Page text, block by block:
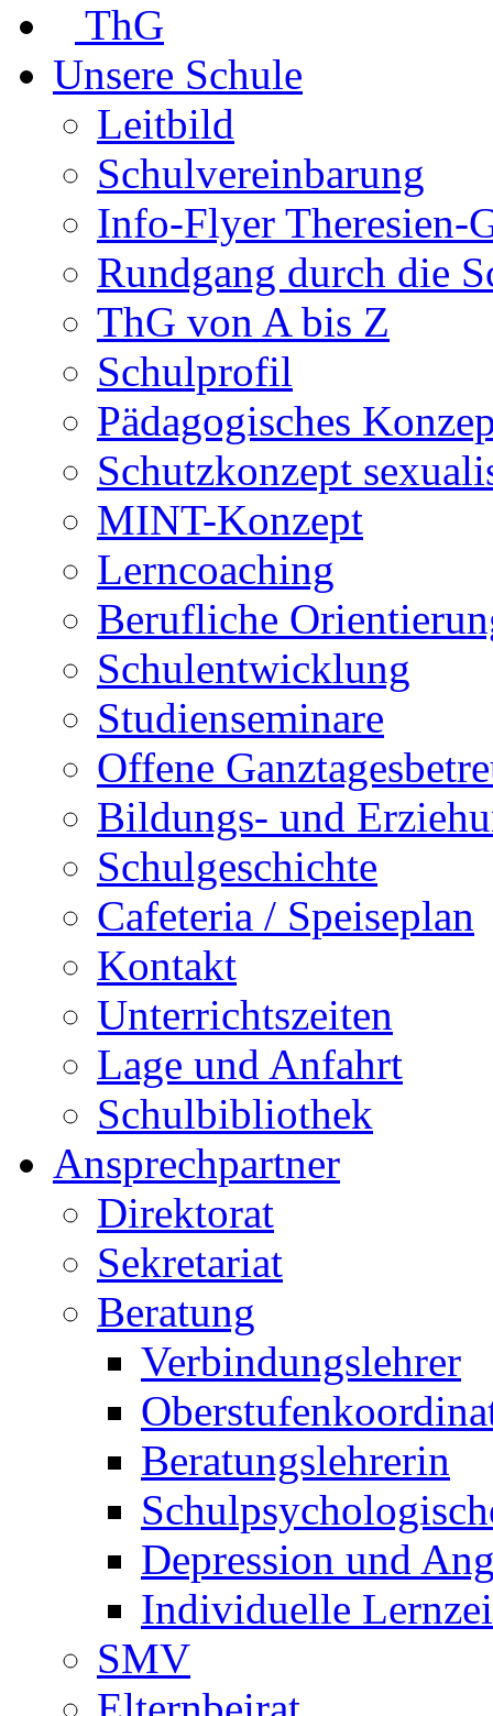
ThG
Unsere Schule
Leitbild
Schulvereinbarung
Info-Flyer Theresien-
Rundgang durch die
ThG von A bis Z
Schulprofil
Pädagogisches
Schutzkonzept
MINT-Konzept
Lerncoaching
Berufliche
Schulentwicklung
Studienseminare
Offene
Bildungs- und
Schulgeschichte
Cafeteria / Speiseplan
Kontakt
Unterrichtszeiten
Lage und Anfahrt
Schulbibliothek
Ansprechpartner
Direktorat
Sekretariat
Beratung
Verbindungslehrer
Beratungslehrerin
Depression und
Individuelle
SMV